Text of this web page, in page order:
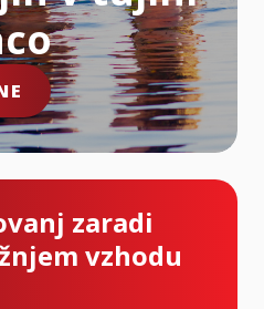
zaradi
vzhodu